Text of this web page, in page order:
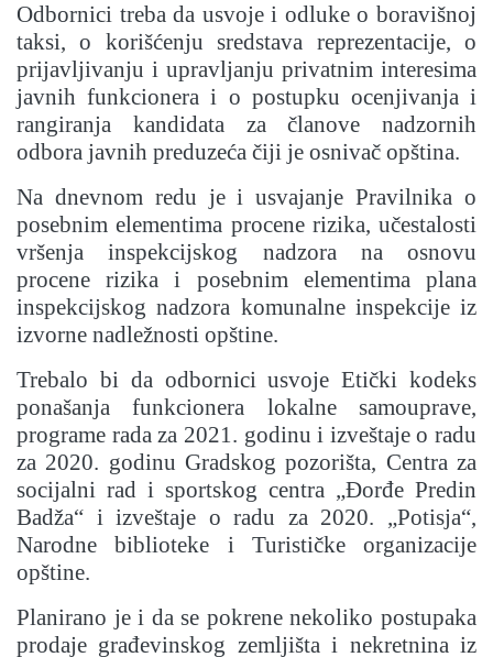
Odbornici treba da usvoje i odluke o boravišnoj
taksi, o korišćenju sredstava reprezentacije, o
prijavljivanju i upravljanju privatnim interesima
javnih funkcionera i o postupku ocenjivanja i
rangiranja kandidata za članove nadzornih
odbora javnih preduzeća čiji je osnivač opština.
Na dnevnom redu je i usvajanje Pravilnika o
posebnim elementima procene rizika, učestalosti
vršenja inspekcijskog nadzora na osnovu
procene rizika i posebnim elementima plana
inspekcijskog nadzora komunalne inspekcije iz
izvorne nadležnosti opštine.
Trebalo bi da odbornici usvoje Etički kodeks
ponašanja funkcionera lokalne samouprave,
programe rada za 2021. godinu i izveštaje o radu
za 2020. godinu Gradskog pozorišta, Centra za
socijalni rad i sportskog centra „Đorđe Predin
Badža“ i izveštaje o radu za 2020. „Potisja“,
Narodne biblioteke i Turističke organizacije
opštine.
Planirano je i da se pokrene nekoliko postupaka
prodaje građevinskog zemljišta i nekretnina iz